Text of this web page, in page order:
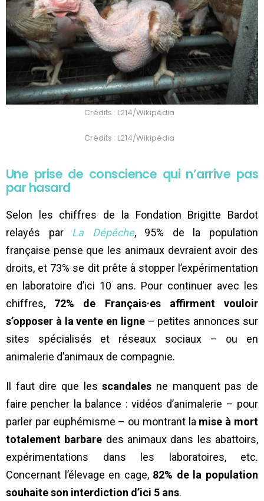
Crédits : L214/Wikipédia
Crédits : L214/Wikipédia
Une prise de conscience qui n’arrive pas
par hasard
Selon les chiffres de la Fondation Brigitte Bardot
relayés par La Dépêche, 95% de la population
française pense que les animaux devraient avoir des
droits, et 73% se dit prête à stopper l’expérimentation
en laboratoire d’ici 10 ans. Pour continuer avec les
chiffres, 72% de Français·es affirment vouloir
s’opposer à la vente en ligne– petites annonces sur
sites spécialisés et réseaux sociaux – ou en
animalerie d’animaux de compagnie.
Il faut dire que lesscandales ne manquent pas de
faire pencher la balance : vidéos d’animalerie – pour
parler par euphémisme – ou montrant lamise à mort
totalement barbare des animaux dans les abattoirs,
expérimentations dans les laboratoires, etc.
Concernant l’élevage en cage, 82% de la population
souhaite son interdiction d’ici 5 ans.